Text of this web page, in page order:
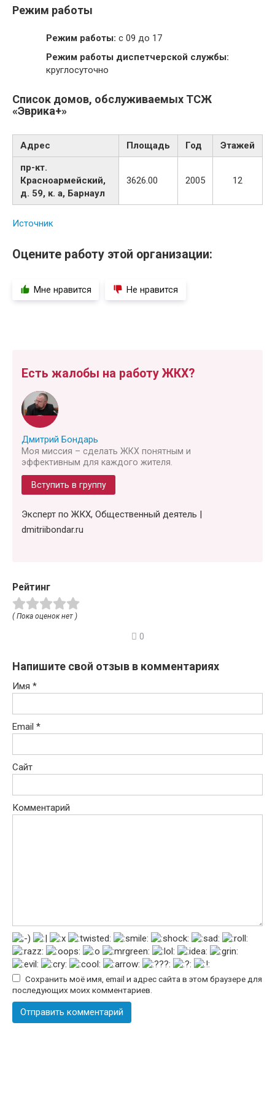
Режим работы
Режим работы: с 09 до 17
Режим работы диспетчерской службы:
круглосуточно
Список домов, обслуживаемых ТСЖ
«Эврика+»
Адрес Площадь Год
Этажей
пр-кт.
Красноармейский,
д. 59, к. а, Барнаул
3626.00 2005 12
Источник
Оцените работу этой организации:
Мне нравится Не нравится
Есть жалобы на работу ЖКХ?
Дмитрий Бондарь
Моя миссия – сделать ЖКХ понятным и
эффективным для каждого жителя.
Вступить в группу
Эксперт по ЖКХ, Общественный деятель |
dmitriibondar.ru
Рейтинг
( Пока оценок нет )
0
Напишите свой отзыв в комментариях
Имя *
Email *
Сайт
Комментарий
Сохранить моё имя, email и адрес сайта в этом браузере для
последующих моих комментариев.